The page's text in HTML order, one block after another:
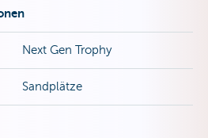
Next Gen Trophy
Sandplätze